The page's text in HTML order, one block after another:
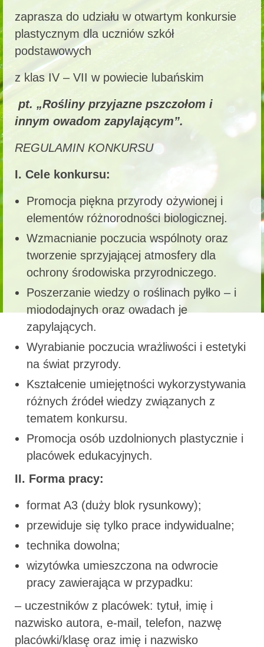
zaprasza do udziału w otwartym konkursie
plastycznym dla uczniów szkół
podstawowych
z klas IV – VII w powiecie lubańskim
pt. „Rośliny przyjazne pszczołom i
innym owadom zapylającym”.
REGULAMIN KONKURSU
I. Cele konkursu:
Promocja piękna przyrody ożywionej i
elementów różnorodności biologicznej.
Wzmacnianie poczucia wspólnoty oraz
tworzenie sprzyjającej atmosfery dla
ochrony środowiska przyrodniczego.
Poszerzanie wiedzy o roślinach pyłko – i
miododajnych oraz owadach je
zapylających.
Wyrabianie poczucia wrażliwości i estetyki
na świat przyrody.
Kształcenie umiejętności wykorzystywania
różnych źródeł wiedzy związanych z
tematem konkursu.
Promocja osób uzdolnionych plastycznie i
placówek edukacyjnych.
II. Forma pracy:
format A3 (duży blok rysunkowy);
przewiduje się tylko prace indywidualne;
technika dowolna;
wizytówka umieszczona na odwrocie
pracy zawierająca w przypadku:
– uczestników z placówek: tytuł, imię i
nazwisko autora, e-mail, telefon, nazwę
placówki/klasę oraz imię i nazwisko